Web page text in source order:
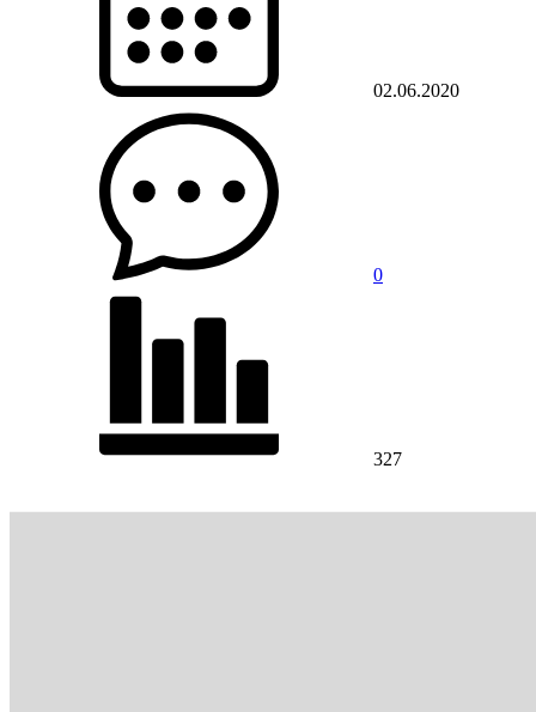
02.06.2020
0
327